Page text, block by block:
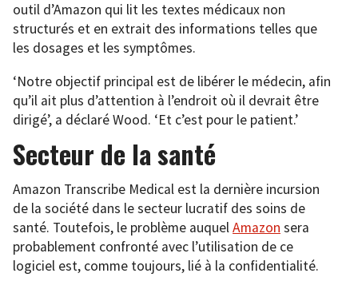
outil d’Amazon qui lit les textes médicaux non
structurés et en extrait des informations telles que
les dosages et les symptômes.
‘Notre objectif principal est de libérer le médecin, afin
qu’il ait plus d’attention à l’endroit où il devrait être
dirigé’, a déclaré Wood. ‘Et c’est pour le patient.’
Secteur de la santé
Amazon Transcribe Medical est la dernière incursion
de la société dans le secteur lucratif des soins de
santé. Toutefois, le problème auquelAmazon sera
probablement confronté avec l’utilisation de ce
logiciel est, comme toujours, lié à la confidentialité.